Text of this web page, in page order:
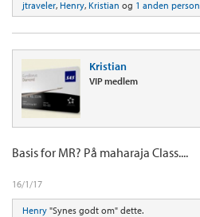
jtraveler, Henry, Kristian og 1 anden person
Kristian
VIP medlem
Basis for MR? På maharaja Class....
16/1/17
Henry "Synes godt om" dette.